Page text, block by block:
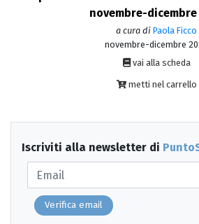
novembre-dicembre
a cura di Paola Ficco
novembre-dicembre
vai alla scheda
metti nel carrello
Iscriviti alla newsletter di
Verifica email